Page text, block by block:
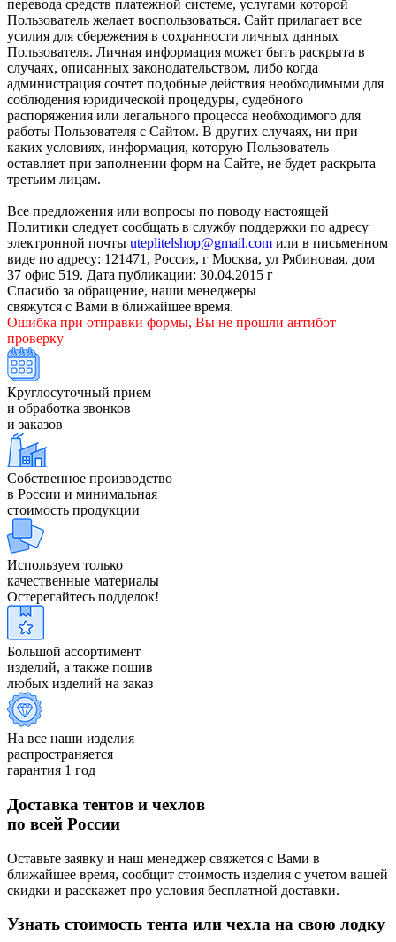
перевода средств платежной системе, услугами которой
Пользователь желает воспользоваться. Сайт прилагает все
усилия для сбережения в сохранности личных данных
Пользователя. Личная информация может быть раскрыта в
случаях, описанных законодательством, либо когда
администрация сочтет подобные действия необходимыми для
соблюдения юридической процедуры, судебного
распоряжения или легального процесса необходимого для
работы Пользователя с Сайтом. В других случаях, ни при
каких условиях, информация, которую Пользователь
оставляет при заполнении форм на Сайте, не будет раскрыта
третьим лицам.
Все предложения или вопросы по поводу настоящей
Политики следует сообщать в службу поддержки по адресу
электронной почты uteplitelshop@gmail.com или в письменном
виде по адресу: 121471, Россия, г Москва, ул Рябиновая, дом
37 офис 519. Дата публикации: 30.04.2015 г
Спасибо за обращение, наши менеджеры
свяжутся с Вами в ближайшее время.
Ошибка при отправки формы, Вы не прошли антибот
проверку
Круглосуточный прием
и обработка звонков
и заказов
Собственное производство
в России и минимальная
стоимость продукции
Используем только
качественные материалы
Остерегайтесь подделок!
Большой ассортимент
изделий, а также пошив
любых изделий на заказ
На все наши изделия
распространяется
гарантия 1 год
Доставка тентов и чехлов
по всей России
Оставьте заявку и наш менеджер свяжется с Вами в
ближайшее время, сообщит стоимость изделия с учетом вашей
скидки и расскажет про условия бесплатной доставки.
Узнать стоимость тента или чехла на свою лодку